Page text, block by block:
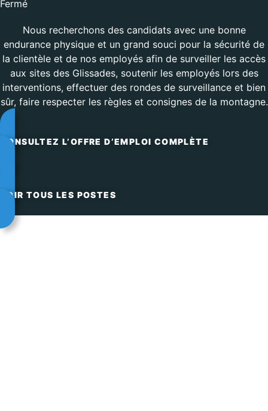
Fermé
Nous recherchons des candidats avec une bonne
endurance physique et un grand souci pour la sécurité de
la clientèle et de nos employés afin de surveiller les accès
aux sites des Glissades, soutenir les employés lors des
interventions, effectuer des rondes de surveillance et bien
sûr, faire respecter les règles et consignes de la montagne.
CONSULTEZ L’OFFRE D’EMPLOI COMPLÈTE
VOIR TOUS LES POSTES